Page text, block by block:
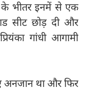
के भीतर इनमें से एक
सीट छोड़ दी और
गांधी आगामी
अनजान था और फिर